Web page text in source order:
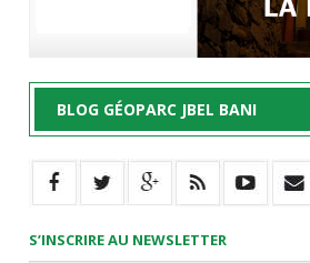
BLOG GÉOPARC JBEL BANI
S’INSCRIRE AU NEWSLETTER